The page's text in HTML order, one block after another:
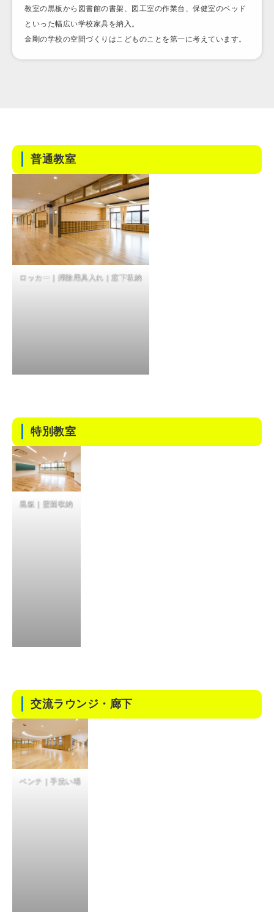
教室の黒板から図書館の書架、図工室の作業台、保健室のベッド
といった幅広い学校家具を納入。
金剛の学校の空間づくりはこどものことを第一に考えています。
普通教室
ロッカー｜掃除用具入れ｜窓下収納
特別教室
黒板｜壁面収納
交流ラウンジ・廊下
ベンチ｜手洗い場